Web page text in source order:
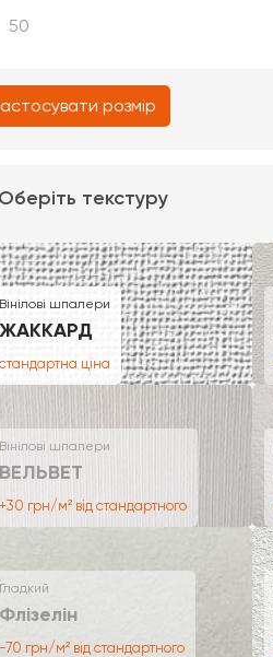
розмір
текстуру
Вінілові шпалери
ЖАККАРД
стандартна ціна
Вінілові шпалери
ВЕЛЬВЕТ
+30 грн/м² від стандартного
Гладкий
Флізелін
-70 грн/м² від стандартного